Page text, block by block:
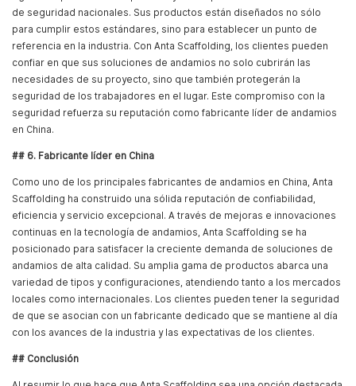
de seguridad nacionales. Sus productos están diseñados no sólo
para cumplir estos estándares, sino para establecer un punto de
referencia en la industria. Con Anta Scaffolding, los clientes pueden
confiar en que sus soluciones de andamios no solo cubrirán las
necesidades de su proyecto, sino que también protegerán la
seguridad de los trabajadores en el lugar. Este compromiso con la
seguridad refuerza su reputación como fabricante líder de andamios
en China.
## 6. Fabricante líder en China
Como uno de los principales fabricantes de andamios en China, Anta
Scaffolding ha construido una sólida reputación de confiabilidad,
eficiencia y servicio excepcional. A través de mejoras e innovaciones
continuas en la tecnología de andamios, Anta Scaffolding se ha
posicionado para satisfacer la creciente demanda de soluciones de
andamios de alta calidad. Su amplia gama de productos abarca una
variedad de tipos y configuraciones, atendiendo tanto a los mercados
locales como internacionales. Los clientes pueden tener la seguridad
de que se asocian con un fabricante dedicado que se mantiene al día
con los avances de la industria y las expectativas de los clientes.
## Conclusión